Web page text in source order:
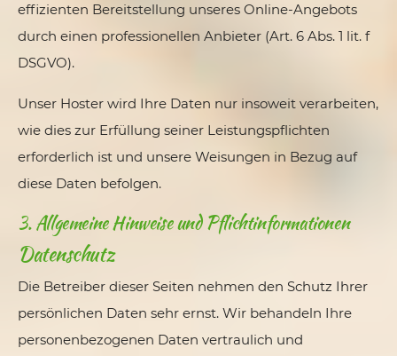
effizienten Bereitstellung unseres Online-Angebots
durch einen professionellen Anbieter (Art. 6 Abs. 1 lit. f
DSGVO).
Unser Hoster wird Ihre Daten nur insoweit verarbeiten,
wie dies zur Erfüllung seiner Leistungspflichten
erforderlich ist und unsere Weisungen in Bezug auf
diese Daten befolgen.
3. Allgemeine Hinweise und Pflicht­informationen
Datenschutz
Die Betreiber dieser Seiten nehmen den Schutz Ihrer
persönlichen Daten sehr ernst. Wir behandeln Ihre
personenbezogenen Daten vertraulich und